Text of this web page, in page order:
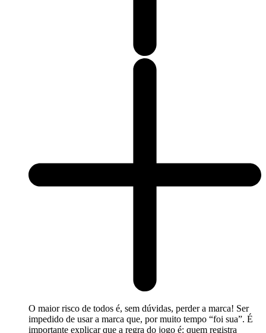
O maior risco de todos é, sem dúvidas, perder a marca! Ser
impedido de usar a marca que, por muito tempo “foi sua”. É
importante explicar que a regra do jogo é: quem registra